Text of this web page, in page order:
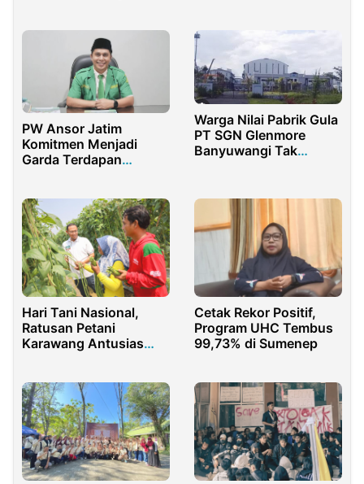
PW Ansor Jatim
Komitmen Menjadi
Garda Terdapan
Warga Nilai Pabrik Gula
PT SGN Glenmore
Banyuwangi Tak
Hari Tani Nasional,
Ratusan Petani
Karawang Antusias
Cetak Rekor Positif,
Program UHC Tembus
99,73% di Sumenep